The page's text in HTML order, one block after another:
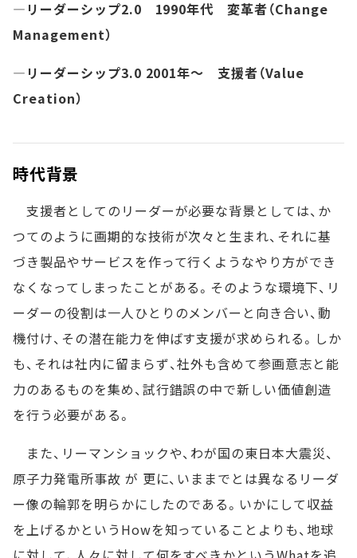
―リーダーシップ2.0 1990年代 変革者（Change
Management）
―リーダーシップ3.0 2001年～ 支援者（Value
Creation）
時代背景
支援者としてのリーダーが必要な背景としては、か
つてのように画期的な技術が次々と生まれ、それに基
づき製品やサービスを作って行くようなやり方ができ
なくなってしまったことがある。そのような環境下、リ
ーダーの役割は一人ひとりのメンバーと向き合い、動
機付け、その潜在能力を伸ばす支援が求められる。しか
も、それは社内に留まらず、社外も含めて参画意志と能
力のあるものを集め、試行錯誤の中で新しい価値創造
を行う必要がある。
また、リーマンショックや、わが国の東日本大震災、
原子力発電所事故 が 更に、いままでとは異なるリーダ
ー像の輪郭を明らかにしたのである。いかにして収益
を上げるかというHowを知っていることよりも、地球